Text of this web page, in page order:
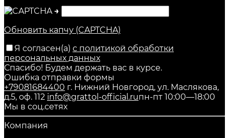
→
Обновить капчу (CAPTCHA)
Я согласен(a) с политикой обработки
персональных данных
Спасибо! Будем держать вас в курсе.
Ошибка отправки формы
+79081684400 г. Нижний Новгород, ул. Маслякова,
д.5, оф. 112 info@grattol-official.ruпн-пт 10:00—18:00
Мы в соц.сетях
Компания